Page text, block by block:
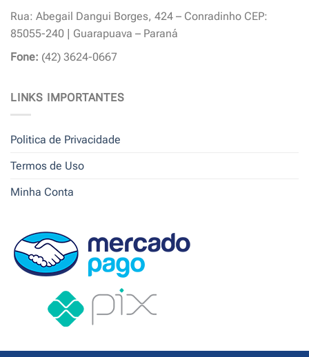
Rua: Abegail Dangui Borges, 424 – Conradinho CEP:
85055-240 | Guarapuava – Paraná
Fone: (42) 3624-0667
LINKS IMPORTANTES
Politica de Privacidade
Termos de Uso
Minha Conta